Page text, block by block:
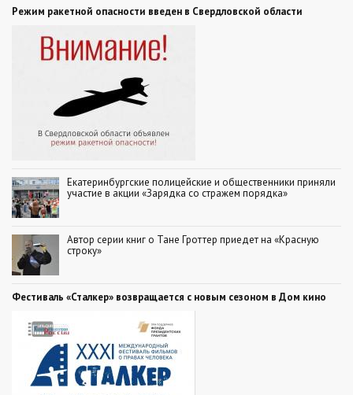
Режим ракетной опасности введен в Свердловской области
Екатеринбургские полицейские и общественники приняли
участие в акции «Зарядка со стражем порядка»
Автор серии книг о Тане Гроттер приедет на «Красную
строку»
Фестиваль «Сталкер» возвращается с новым сезоном в Дом кино